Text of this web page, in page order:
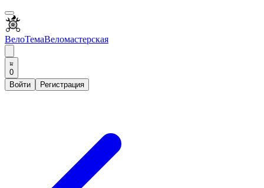
ВелоТемаВеломастерская
0
Войти
Регистрация